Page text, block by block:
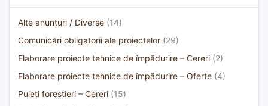
Alte anunțuri / Diverse (14)
Comunicări obligatorii ale proiectelor (29)
Elaborare proiecte tehnice de împădurire – Cereri (2)
Elaborare proiecte tehnice de împădurire – Oferte (4)
Puieți forestieri – Cereri (15)